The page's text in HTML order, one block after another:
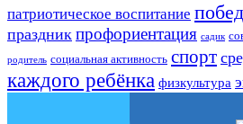
патриотическое воспитание
праздник профориентация садик
родитель социальная активность спорт
каждого ребёнка физкультура